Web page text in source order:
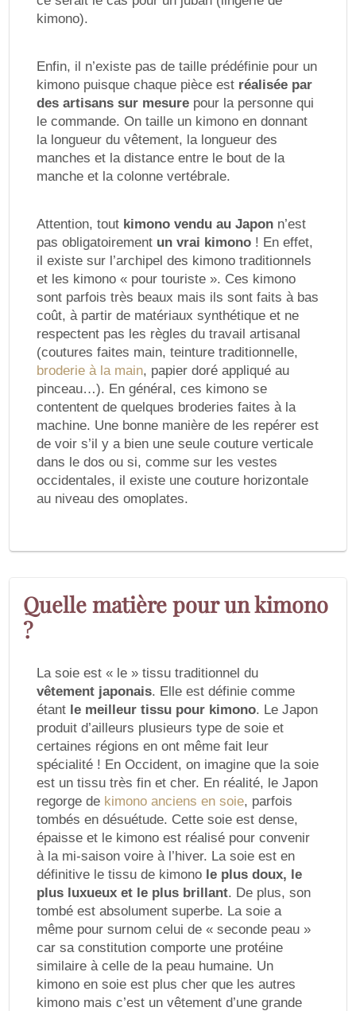
kimono).
Enfin, il n’existe pas de taille prédéfinie pour un
kimono puisque chaque pièce est réalisée par
des artisans sur mesure pour la personne qui
le commande. On taille un kimono en donnant
la longueur du vêtement, la longueur des
manches et la distance entre le bout de la
manche et la colonne vertébrale.
Attention, tout kimono vendu au Japon n’est
pas obligatoirement un vrai kimono ! En effet,
il existe sur l’archipel des kimono traditionnels
et les kimono « pour touriste ». Ces kimono
sont parfois très beaux mais ils sont faits à bas
coût, à partir de matériaux synthétique et ne
respectent pas les règles du travail artisanal
(coutures faites main, teinture traditionnelle,
broderie à la main, papier doré appliqué au
pinceau…). En général, ces kimono se
contentent de quelques broderies faites à la
machine. Une bonne manière de les repérer est
de voir s’il y a bien une seule couture verticale
dans le dos ou si, comme sur les vestes
occidentales, il existe une couture horizontale
au niveau des omoplates.
Quelle matière pour un kimono
?
La soie est « le » tissu traditionnel du
vêtement japonais. Elle est définie comme
étant le meilleur tissu pour kimono. Le Japon
produit d’ailleurs plusieurs type de soie et
certaines régions en ont même fait leur
spécialité ! En Occident, on imagine que la soie
est un tissu très fin et cher. En réalité, le Japon
regorge de kimono anciens en soie, parfois
tombés en désuétude. Cette soie est dense,
épaisse et le kimono est réalisé pour convenir
à la mi-saison voire à l’hiver. La soie est en
définitive le tissu de kimono le plus doux, le
plus luxueux et le plus brillant. De plus, son
tombé est absolument superbe. La soie a
même pour surnom celui de « seconde peau »
car sa constitution comporte une protéine
similaire à celle de la peau humaine. Un
kimono en soie est plus cher que les autres
kimono mais c’est un vêtement d’une grande